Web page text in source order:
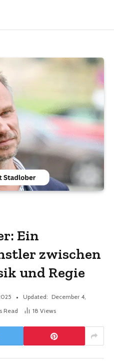
Ein
zwischen
und Regie
Updated: December 4,
Read 18 Views